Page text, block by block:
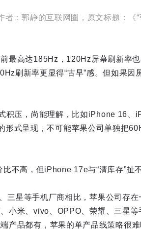
者：郭静的互联网圈，原文标题：《
最高达185Hz，120Hz屏幕刷新率
刷新率更显得“古早”感。但如果因
积压，尚能理解，比如iPhone 16
式呈现，不可能苹果公司单独把
不高，但iPhone 17e与“清库存”扯
三星等手机厂商相比，苹果公司存
小米、vivo、OPPO、荣耀、三星
产品都有，苹果的单产品线策略很